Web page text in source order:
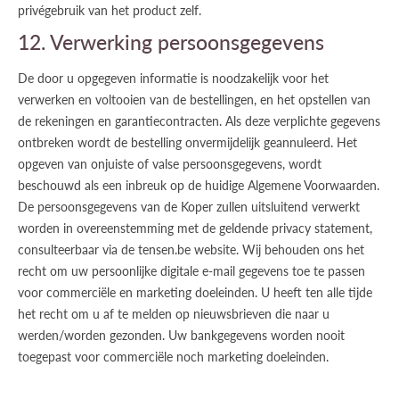
privégebruik van het product zelf.
12. Verwerking persoonsgegevens
De door u opgegeven informatie is noodzakelijk voor het
verwerken en voltooien van de bestellingen, en het opstellen van
de rekeningen en garantiecontracten. Als deze verplichte gegevens
ontbreken wordt de bestelling onvermijdelijk geannuleerd. Het
opgeven van onjuiste of valse persoonsgegevens, wordt
beschouwd als een inbreuk op de huidige Algemene Voorwaarden.
De persoonsgegevens van de Koper zullen uitsluitend verwerkt
worden in overeenstemming met de geldende privacy statement,
consulteerbaar via de tensen.be website. Wij behouden ons het
recht om uw persoonlijke digitale e-mail gegevens toe te passen
voor commerciële en marketing doeleinden. U heeft ten alle tijde
het recht om u af te melden op nieuwsbrieven die naar u
werden/worden gezonden. Uw bankgegevens worden nooit
toegepast voor commerciële noch marketing doeleinden.